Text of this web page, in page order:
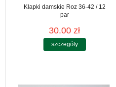
Klapki damskie Roz 36-42 / 12
par
30.00 zł
szczegóły